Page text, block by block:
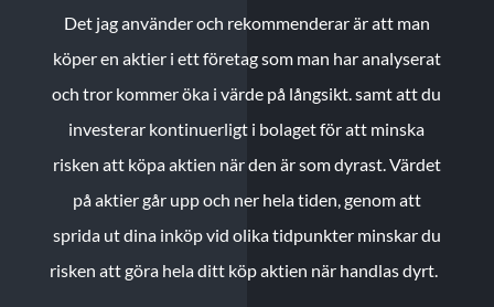
Det jag använder och rekommenderar är att man
köper en aktier i ett företag som man har analyserat
och tror kommer öka i värde på långsikt. samt att du
investerar kontinuerligt i bolaget för att minska
risken att köpa aktien när den är som dyrast. Värdet
på aktier går upp och ner hela tiden, genom att
sprida ut dina inköp vid olika tidpunkter minskar du
risken att göra hela ditt köp aktien när handlas dyrt.